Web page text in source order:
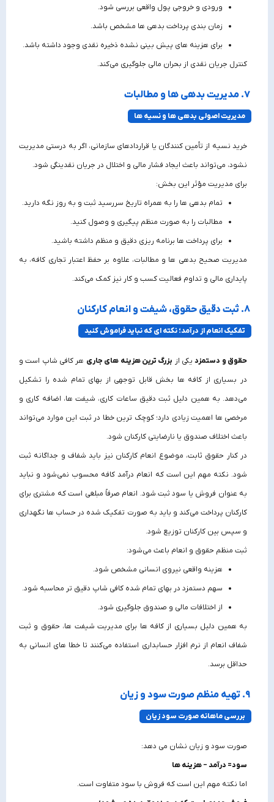
ورودی و خروجی پول واقعی بررسی شود.
زمان‌ بندی پرداخت بدهی‌ ها مشخص باشد.
برای هزینه‌ های پیش‌ بینی‌ نشده ذخیره نقدی وجود داشته باشد.
کنترل جریان نقدی از بحران مالی جلوگیری می‌کند.
۷. مدیریت بدهی‌ ها و مطالبات
مدیریت اصولی بدهی‌ ها و نسیه ها
خرید نسیه از تأمین‌ کنندگان یا قراردادهای سازمانی، اگر به‌ درستی مدیریت
نشود، می‌تواند باعث ایجاد فشار مالی و اختلال در جریان نقدینگی شود.
برای مدیریت مؤثر این بخش:
تمام بدهی‌ ها را به‌ همراه تاریخ سررسید ثبت و به‌ روز نگه دارید.
مطالبات را به‌ صورت منظم پیگیری و وصول کنید.
برای پرداخت‌ ها برنامه‌ ریزی دقیق و منظم داشته باشید.
مدیریت صحیح بدهی‌ ها و مطالبات، علاوه بر حفظ اعتبار تجاری کافه، به
پایداری مالی و تداوم فعالیت کسب‌ و کار نیز کمک می‌کند.
۸. ثبت دقیق حقوق، شیفت و انعام کارکنان
تفکیک انعام از درآمد؛ نکته‌ ای که نباید فراموش کنید
حقوق و دستمزدیکی از بزرگ‌ ترین هزینه‌ های جاری هر کافی شاپ است و
در بسیاری از کافه‌ ها بخش قابل‌ توجهی از بهای تمام شده را تشکیل
می‌دهد. به همین دلیل ثبت دقیق ساعات کاری، شیفت‌ ها، اضافه‌ کاری و
مرخصی‌ ها اهمیت زیادی دارد؛ کوچک‌ ترین خطا در ثبت این موارد می‌تواند
باعث اختلاف صندوق یا نارضایتی کارکنان شود.
در کنار حقوق ثابت، موضوع انعام کارکنان نیز باید شفاف و جداگانه ثبت
شود. نکته مهم این است که انعام درآمد کافه محسوب نمی‌شود و نباید
به‌ عنوان فروش یا سود ثبت شود. انعام صرفاً مبلغی است که مشتری برای
کارکنان پرداخت می‌کند و باید به‌ صورت تفکیک‌ شده در حساب‌ ها نگهداری
و سپس بین کارکنان توزیع شود.
ثبت منظم حقوق و انعام باعث می‌شود:
هزینه واقعی نیروی انسانی مشخص شود.
سهم دستمزد در بهای تمام شده کافی شاپ دقیق‌ تر محاسبه شود.
از اختلافات مالی و صندوق جلوگیری شود.
به همین دلیل بسیاری از کافه‌ ها برای مدیریت شیفت‌ ها، حقوق و ثبت
شفاف انعام از نرم‌ افزار حسابداری استفاده می‌کنند تا خطا های انسانی به
حداقل برسد.
۹. تهیه منظم صورت سود و زیان
بررسی ماهانه صورت سود زیان
صورت سود و زیان نشان می‌ دهد:
سود= درآمد − هزینه‌ ها
اما نکته مهم این است که فروش با سود متفاوت است.